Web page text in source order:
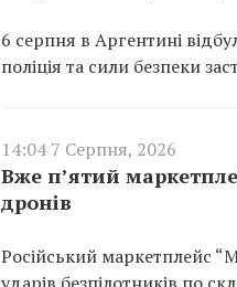
6 серпня в Аргентині
поліція та сили безпеки
14:04 7 Серпня, 2026
Вже п’ятий
дронів
Російський маркетплейс
ударів безпілотників по